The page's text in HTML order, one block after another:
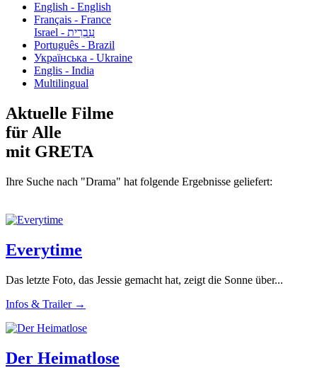
English - English
Français - France
עִבְרִית - Israel
Português - Brazil
Українська - Ukraine
Englis - India
Multilingual
Aktuelle Filme
für Alle
mit GRETA
Ihre Suche nach "Drama" hat folgende Ergebnisse geliefert:
Everytime
Das letzte Foto, das Jessie gemacht hat, zeigt die Sonne über...
Infos & Trailer →
Der Heimatlose